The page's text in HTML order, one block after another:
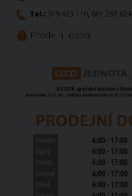
Tel.: 519 423 110, 601 293 624
Prodejní doba